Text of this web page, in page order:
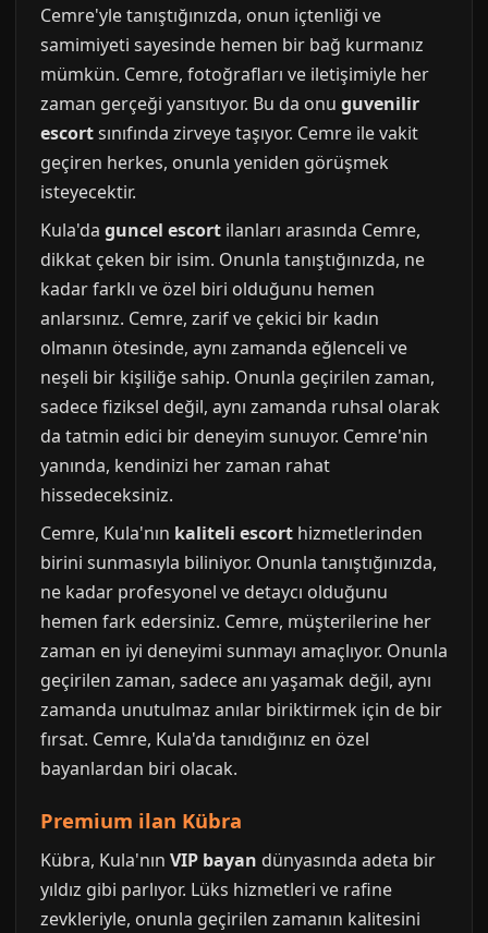
Cemre'yle tanıştığınızda, onun içtenliği ve
samimiyeti sayesinde hemen bir bağ kurmanız
mümkün. Cemre, fotoğrafları ve iletişimiyle her
zaman gerçeği yansıtıyor. Bu da onu guvenilir
escortsınıfında zirveye taşıyor. Cemre ile vakit
geçiren herkes, onunla yeniden görüşmek
isteyecektir.
Kula'da guncel escort ilanları arasında Cemre,
dikkat çeken bir isim. Onunla tanıştığınızda, ne
kadar farklı ve özel biri olduğunu hemen
anlarsınız. Cemre, zarif ve çekici bir kadın
olmanın ötesinde, aynı zamanda eğlenceli ve
neşeli bir kişiliğe sahip. Onunla geçirilen zaman,
sadece fiziksel değil, aynı zamanda ruhsal olarak
da tatmin edici bir deneyim sunuyor. Cemre'nin
yanında, kendinizi her zaman rahat
hissedeceksiniz.
Cemre, Kula'nın kaliteli escort hizmetlerinden
birini sunmasıyla biliniyor. Onunla tanıştığınızda,
ne kadar profesyonel ve detaycı olduğunu
hemen fark edersiniz. Cemre, müşterilerine her
zaman en iyi deneyimi sunmayı amaçlıyor. Onunla
geçirilen zaman, sadece anı yaşamak değil, aynı
zamanda unutulmaz anılar biriktirmek için de bir
fırsat. Cemre, Kula'da tanıdığınız en özel
bayanlardan biri olacak.
Premium ilan Kübra
Kübra, Kula'nın VIP bayan dünyasında adeta bir
yıldız gibi parlıyor. Lüks hizmetleri ve rafine
zevkleriyle, onunla geçirilen zamanın kalitesini